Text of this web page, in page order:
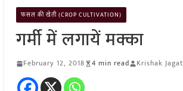
फसल की खेती (CROP CULTIVATION)
गर्मी में लगायें मक्का
February 12, 2018 4 min read Krishak Jagat